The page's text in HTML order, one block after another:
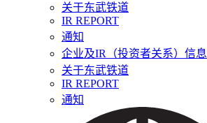
关于东武铁道
IR REPORT
通知
企业及IR（投资者关系）信息
关于东武铁道
IR REPORT
通知